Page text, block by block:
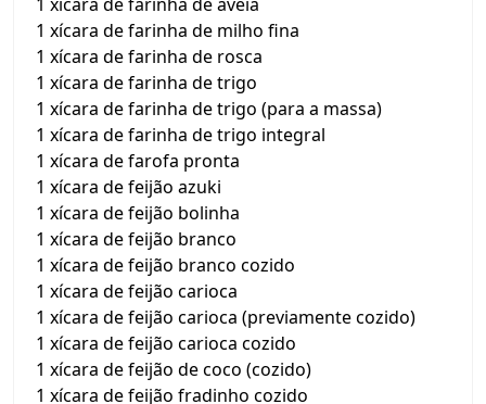
1 xícara de farinha de milho fina
1 xícara de farinha de rosca
1 xícara de farinha de trigo
1 xícara de farinha de trigo (para a massa)
1 xícara de farinha de trigo integral
1 xícara de farofa pronta
1 xícara de feijão azuki
1 xícara de feijão bolinha
1 xícara de feijão branco
1 xícara de feijão branco cozido
1 xícara de feijão carioca
1 xícara de feijão carioca (previamente cozido)
1 xícara de feijão carioca cozido
1 xícara de feijão de coco (cozido)
1 xícara de feijão fradinho cozido